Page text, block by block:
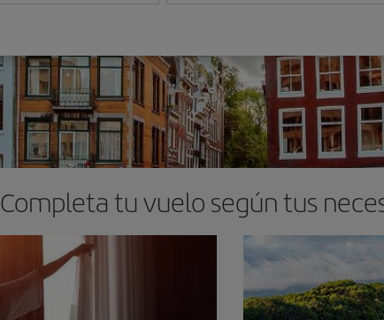
Completa tu vuelo según tus